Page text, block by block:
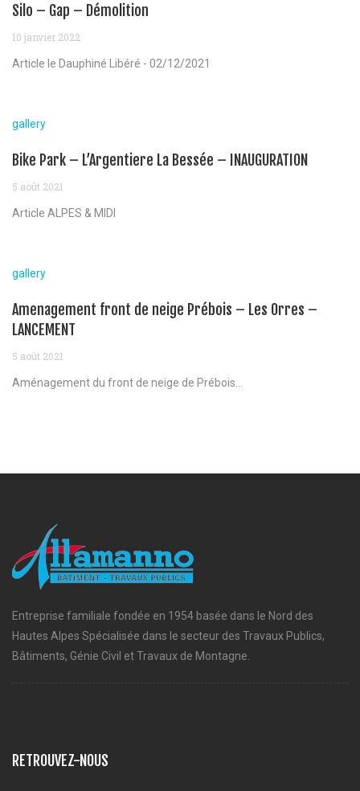
Silo – Gap – Démolition
10 janvier 2022
Article le Dauphiné Libéré - 02/12/2021
gallery
Bike Park – L’Argentiere La Bessée – INAUGURATION
5 août 2021
Article ALPES & MIDI
gallery
Amenagement front de neige Prébois – Les Orres –
LANCEMENT
5 août 2021
Aménagement du front de neige de Prébois...
Entreprise familiale fondée en 1954 basée dans le Nord des
Hautes Alpes Spécialisée dans le secteur des Travaux Publics,
Bâtiments, Génie Civil et Travaux de Montagne.
RETROUVEZ-NOUS